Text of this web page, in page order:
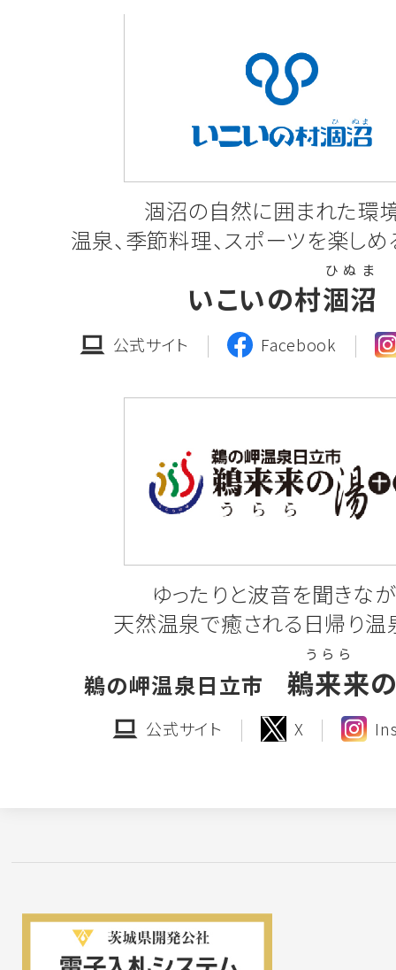
とおりです。
令和7年度工事の発注見通し一覧(R7
工事発注図(坂東)
一般競争入札のご案内 2025.12.16
「第68-207号 茨城中央工業団地(
路改良舗装・上水整備工事(その2)」
詳しくはこちら
工事発注見通しの公表 2025.12.12
ひたちなか地区(第2期)に係る工事発
令和7年度工事の発注見通し一覧
工事発注図(ひたちなか2期北側)
一般競争入札のご案内 2025.10.20
詳しくはこちら
一般競争入札のご案内
涸沼の自然に囲まれた環
温泉、季節料理、スポーツを楽し
いこいの村涸沼
ひ ぬ ま
公式サイト Facebook
ゆったりと波音を聞きな
天然温泉で癒される日帰り温
鵜の岬温泉日立市 鵜来来
う ら ら
公式サイト X